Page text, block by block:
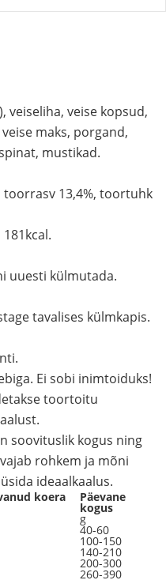
veiseliha, veise kopsud,
maks, porgand,
mustikad.
toorrasv 13,4%, toortuhk
uuesti külmutada.
tavalises külmkapis.
Ei sobi inimtoiduks!
toortoitu
soovituslik kogus ning
rohkem ja mõni
ideaalkaalus.
koera Päevane
kogus
g
40-60
100-150
140-210
200-300
260-390